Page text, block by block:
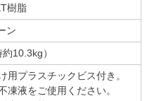
樹脂
ン
10.3kg）
用プラスチックビス付き。
凍液をご使用ください。